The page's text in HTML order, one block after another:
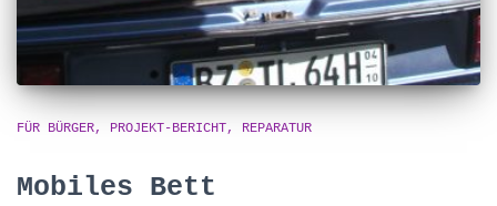
FÜR BÜRGER PROJEKT-BERICHT REPARATUR
Mobiles Bett